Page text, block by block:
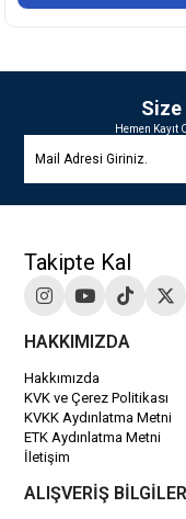
Size
Hemen Kayıt
Takipte Kal
HAKKIMIZDA
Hakkımızda
KVK ve Çerez Politikası
KVKK Aydınlatma Metni
ETK Aydınlatma Metni
İletişim
ALIŞVERİŞ